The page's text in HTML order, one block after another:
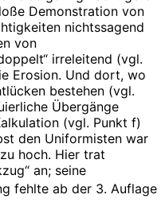
Demonstration von
nichtssagend
von
irreleitend (vgl.
Erosion. Und dort, wo
bestehen (vgl.
Übergänge
(vgl. Punkt f)
den Uniformisten war
hoch. Hier trat
an; seine
fehlte ab der 3. Auflage